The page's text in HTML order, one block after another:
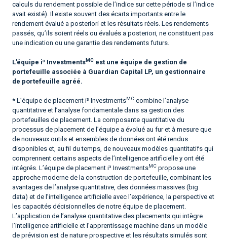
calculs du rendement possible de l’indice sur cette période si l’indice
avait existé). Il existe souvent des écarts importants entre le
rendement évalué a posteriori et les résultats réels. Les rendements
passés, qu’ils soient réels ou évalués a posteriori, ne constituent pas
une indication ou une garantie des rendements futurs.
L’équipe i³ InvestmentsMC est une équipe de gestion de
portefeuille associée à Guardian Capital LP, un gestionnaire
de portefeuille agréé.
* L’équipe de placement i³ InvestmentsMC combine l’analyse
quantitative et l’analyse fondamentale dans sa gestion des
portefeuilles de placement. La composante quantitative du
processus de placement de l’équipe a évolué au fur et à mesure que
de nouveaux outils et ensembles de données ont été rendus
disponibles et, au fil du temps, de nouveaux modèles quantitatifs qui
comprennent certains aspects de l’intelligence artificielle y ont été
intégrés. L’équipe de placement i³ InvestmentsMC propose une
approche moderne de la construction de portefeuille, combinant les
avantages de l’analyse quantitative, des données massives (big
data) et de l’intelligence artificielle avec l’expérience, la perspective et
les capacités décisionnelles de notre équipe de placement.
L’application de l’analyse quantitative des placements qui intègre
l’intelligence artificielle et l’apprentissage machine dans un modèle
de prévision est de nature prospective et les résultats simulés sont